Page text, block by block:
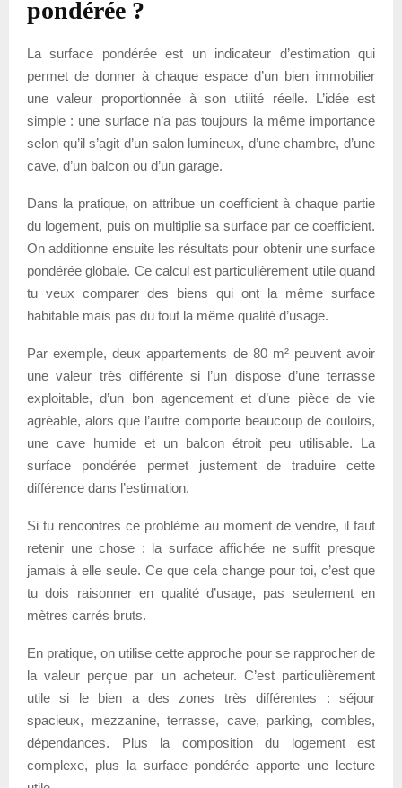
pondérée ?
La surface pondérée est un indicateur d’estimation qui
permet de donner à chaque espace d’un bien immobilier
une valeur proportionnée à son utilité réelle. L’idée est
simple : une surface n’a pas toujours la même importance
selon qu’il s’agit d’un salon lumineux, d’une chambre, d’une
cave, d’un balcon ou d’un garage.
Dans la pratique, on attribue un coefficient à chaque partie
du logement, puis on multiplie sa surface par ce coefficient.
On additionne ensuite les résultats pour obtenir une surface
pondérée globale. Ce calcul est particulièrement utile quand
tu veux comparer des biens qui ont la même surface
habitable mais pas du tout la même qualité d’usage.
Par exemple, deux appartements de 80 m² peuvent avoir
une valeur très différente si l’un dispose d’une terrasse
exploitable, d’un bon agencement et d’une pièce de vie
agréable, alors que l’autre comporte beaucoup de couloirs,
une cave humide et un balcon étroit peu utilisable. La
surface pondérée permet justement de traduire cette
différence dans l’estimation.
Si tu rencontres ce problème au moment de vendre, il faut
retenir une chose : la surface affichée ne suffit presque
jamais à elle seule. Ce que cela change pour toi, c’est que
tu dois raisonner en qualité d’usage, pas seulement en
mètres carrés bruts.
En pratique, on utilise cette approche pour se rapprocher de
la valeur perçue par un acheteur. C’est particulièrement
utile si le bien a des zones très différentes : séjour
spacieux, mezzanine, terrasse, cave, parking, combles,
dépendances. Plus la composition du logement est
complexe, plus la surface pondérée apporte une lecture